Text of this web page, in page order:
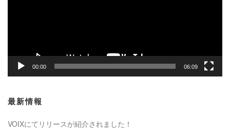
00:00 06:09
最新情報
VOIXにてリリースが紹介されました！